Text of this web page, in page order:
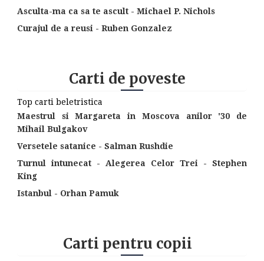
Asculta-ma ca sa te ascult - Michael P. Nichols
Curajul de a reusi - Ruben Gonzalez
Carti de poveste
Top carti beletristica
Maestrul si Margareta in Moscova anilor '30 de
Mihail Bulgakov
Versetele satanice - Salman Rushdie
Turnul intunecat - Alegerea Celor Trei - Stephen
King
Istanbul - Orhan Pamuk
Carti pentru copii